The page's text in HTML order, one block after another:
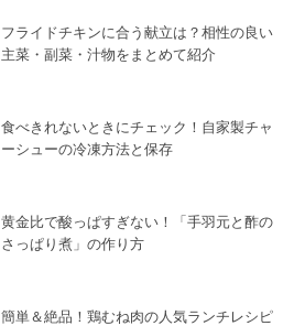
フライドチキンに合う献立は？相性の良い
主菜・副菜・汁物をまとめて紹介
食べきれないときにチェック！自家製チャ
ーシューの冷凍方法と保存
黄金比で酸っぱすぎない！「手羽元と酢の
さっぱり煮」の作り方
簡単＆絶品！鶏むね肉の人気ランチレシピ